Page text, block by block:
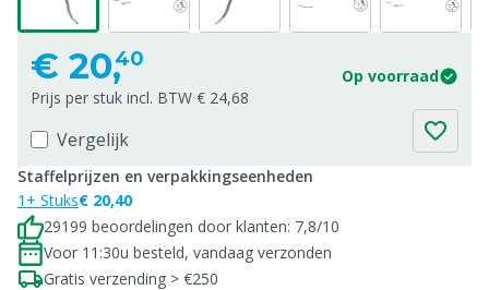
€ 20,40
Op voorraad
Prijs per stuk incl. BTW € 24,68
Vergelijk
Staffelprijzen en verpakkingseenheden
1+ Stuks€ 20,40
29199 beoordelingen door klanten: 7,8/10
Voor 11:30u besteld, vandaag verzonden
Gratis verzending > €250